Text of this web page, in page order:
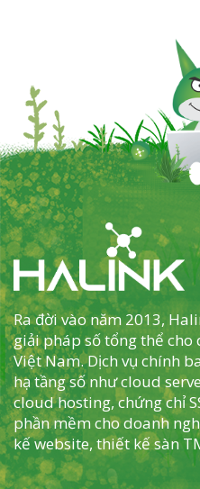
Ra đời vào năm 2013,
giải pháp số tổng thể
Việt Nam. Dịch vụ chính
hạ tầng số như cloud
cloud hosting, chứng chỉ
phần mềm cho doanh
kế website, thiết kế sàn